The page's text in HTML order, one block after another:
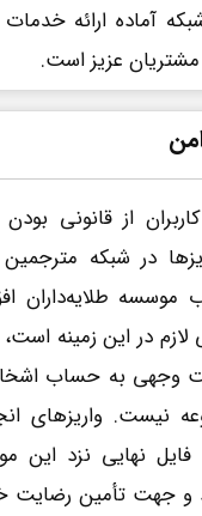
آماده ارائه
مشتریان عزیز است.
از قانونی
در شبکه
موسسه طلایه‌داران
در این زمینه
وجهی به حساب
نیست. واریزهای
فایل نهایی نزد این
و جهت تأمین رضایت